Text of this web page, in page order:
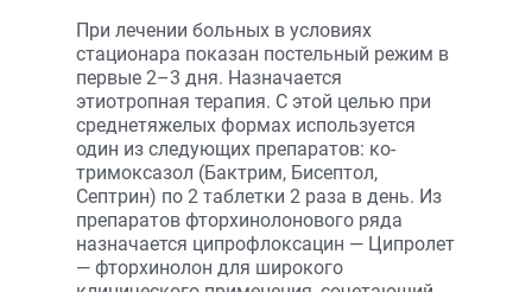
При лечении больных в условиях
стационара показан постельный режим в
первые 2–3 дня. Назначается
этиотропная терапия. С этой целью при
среднетяжелых формах используется
один из следующих препаратов: ко-
тримоксазол (Бактрим, Бисептол,
Септрин) по 2 таблетки 2 раза в день. Из
препаратов фторхинолонового ряда
назначается ципрофлоксацин — Ципролет
— фторхинолон для широкого